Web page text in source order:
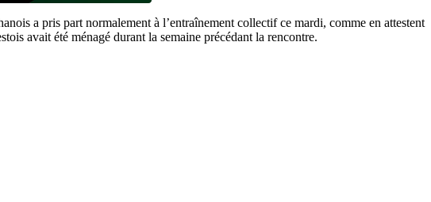
a pris part normalement à l’entraînement collectif ce mardi, comme en attestent
avait été ménagé durant la semaine précédant la rencontre.